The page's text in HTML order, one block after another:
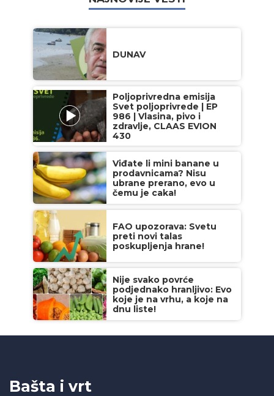
DUNAV
Poljoprivredna emisija
Svet poljoprivrede | EP
986 | Vlasina, pivo i
zdravlje, CLAAS EVION
430
Viđate li mini banane u
prodavnicama? Nisu
ubrane prerano, evo u
čemu je caka!
FAO upozorava: Svetu
preti novi talas
poskupljenja hrane!
Nije svako povrće
podjednako hranljivo: Evo
koje je na vrhu, a koje na
dnu liste!
Bašta i vrt